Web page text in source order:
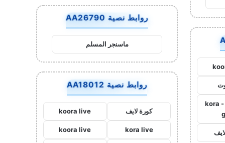
كورة جول - kora
روابط نصية AA26790
ماسنجر المسلم
روابط نصية AA18012
كورة لايف koora live
kora live
koora live